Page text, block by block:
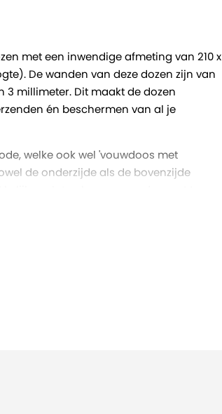
met een inwendige afmeting van 210 x
De wanden van deze dozen zijn van
3 millimeter. Dit maakt de dozen
én beschermen van al je
welke ook wel 'vouwdoos met
de onderzijde als de bovenzijde
originele hoogte is 700 millimeter,
Hierdoor is de doos